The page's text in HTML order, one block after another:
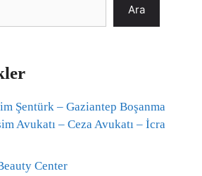
Ara
Şentürk – Gaziantep Boşanma
Avukatı – Ceza Avukatı – İcra
Center